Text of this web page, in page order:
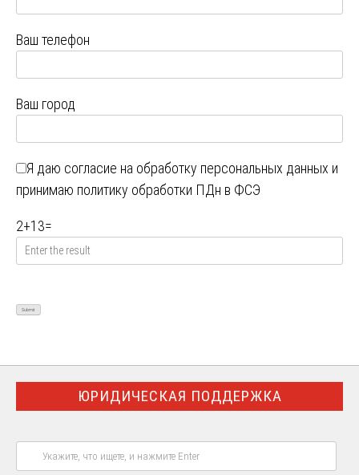
Ваш телефон
Ваш город
Я даю согласие на обработку персональных данных и
принимаю политику обработки ПДн в ФСЭ
2+13=
ЮРИДИЧЕСКАЯ ПОДДЕРЖКА